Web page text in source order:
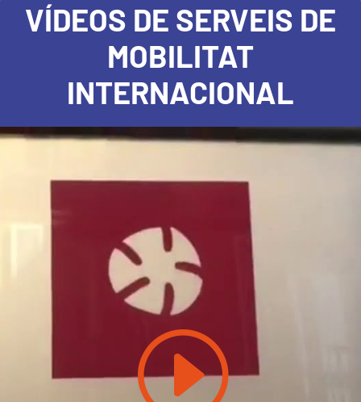
VÍDEOS DE SERVEIS DE
MOBILITAT
INTERNACIONAL
Feu clic per acceptar màrqueting galetes
i activar aquest contingut